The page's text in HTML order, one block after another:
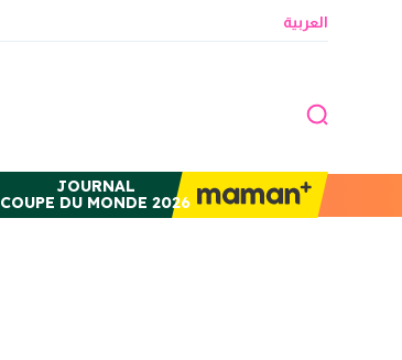
العربية
JOURNAL
COUPE DU MONDE 2026